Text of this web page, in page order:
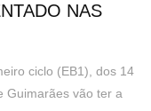
NAS
ciclo (EB1), dos 14
Guimarães vão ter a